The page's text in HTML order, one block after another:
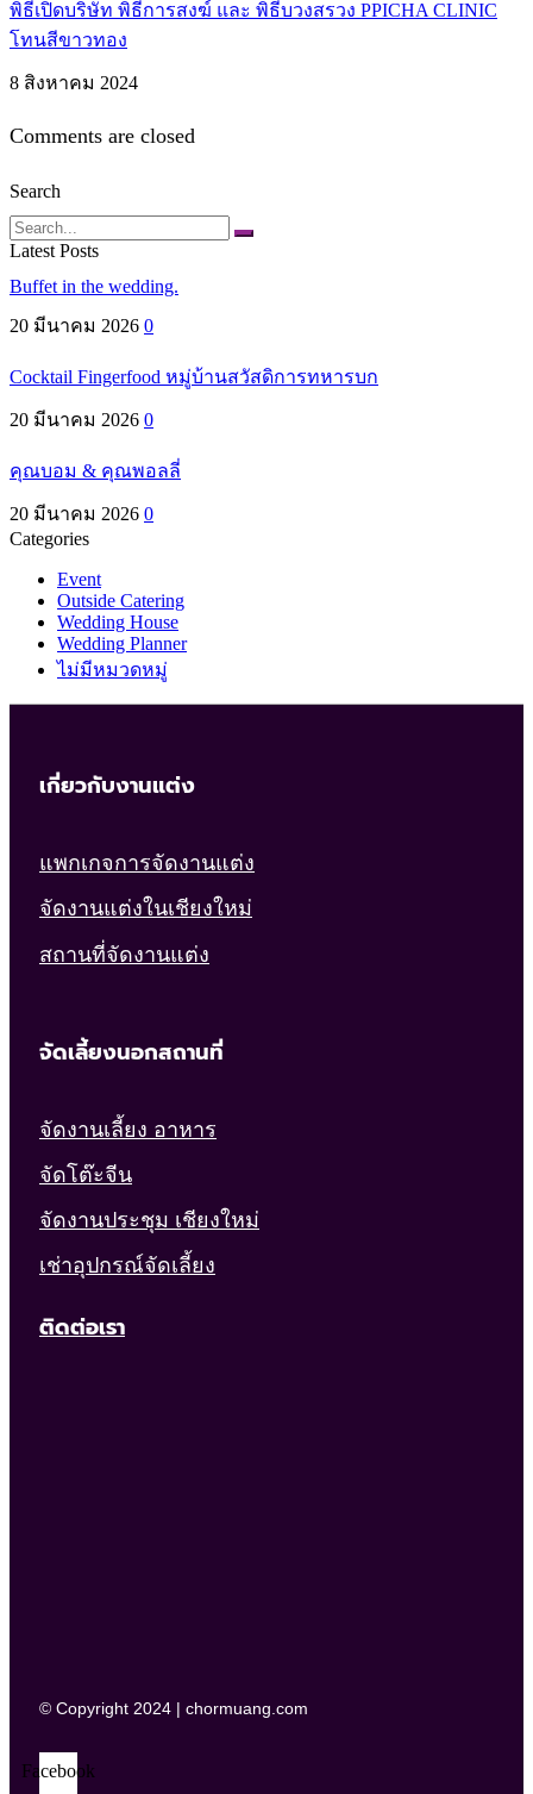
พิธีเปิดบริษัท พิธีการสงฆ์ และ พิธีบวงสรวง PPICHA CLINIC
โทนสีขาวทอง
8 สิงหาคม 2024
Comments are closed
Search
Search
Latest Posts
Buffet in the wedding.
20 มีนาคม 2026 0
Cocktail Fingerfood หมู่บ้านสวัสดิการทหารบก
20 มีนาคม 2026 0
คุณบอม & คุณพอลลี่
20 มีนาคม 2026 0
Categories
Event
Outside Catering
Wedding House
Wedding Planner
ไม่มีหมวดหมู่
เกี่ยวกับงานแต่ง
แพกเกจการจัดงานแต่ง
จัดงานแต่งในเชียงใหม่
สถานที่จัดงานแต่ง
จัดเลี้ยงนอกสถานที่
จัดงานเลี้ยง อาหาร
จัดโต๊ะจีน
จัดงานประชุม เชียงใหม่
เช่าอุปกรณ์จัดเลี้ยง
ติดต่อเรา
© Copyright 2024 | chormuang.com
Facebook